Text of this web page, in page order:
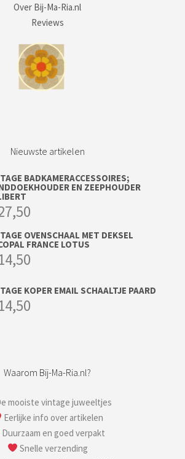
Over Bij-Ma-Ria.nl
Reviews
Nieuwste artikelen
BADKAMERACCESSOIRES;
EN ZEEPHOUDER
OVENSCHAAL MET DEKSEL
FRANCE LOTUS
KOPER EMAIL SCHAALTJE PAARD
Waarom Bij-Ma-Ria.nl?
mooiste vintage juweeltjes
Eerlijke info over artikelen
Duurzaam en goed verpakt
Snelle verzending